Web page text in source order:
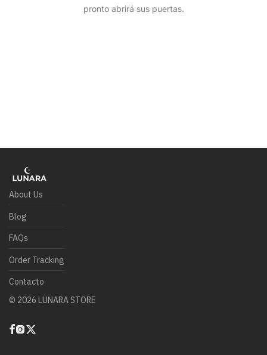
pronto abrirá sus puertas.
About Us
Blog
FAQs
Order Tracking
Contacto
© 2026 LUNARA STORE